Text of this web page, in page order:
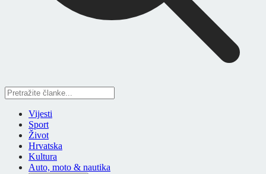
Vijesti
Sport
Život
Hrvatska
Kultura
Auto, moto & nautika